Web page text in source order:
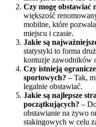
Czy mogę obstawiać
większość
mobilne, które
miejscu i czasie.
Jakie są
statystyki to forma
kontuzje zawodników
Czy istnieją
sportowych? – Tak,
legalnie obstawiać.
Jakie są najlepsze
początkujących? –
obstawianie na żywo
stakingowych w celu